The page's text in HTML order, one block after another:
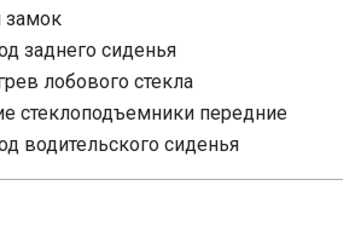
замок
заднего сиденья
лобового стекла
стеклоподъемники передние
водительского сиденья